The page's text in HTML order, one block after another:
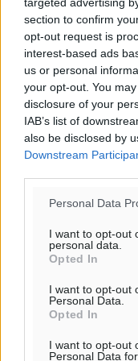
section to confirm
opt-out request is
interest-based ads
us or personal
your opt-out. You
disclosure of your
IAB’s list of
also be disclosed by
Downstream
Personal Data
I want to opt-out
personal data.
Opted In
I want to opt-out
Personal Data.
Opted In
I want to opt-out
Personal Data